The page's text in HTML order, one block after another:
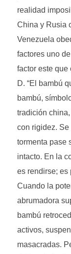
realidad
China y Rusia
Venezuela
factores uno
factor este que
“El bambú
bambú,
tradición
con rigidez.
tormenta pase
intacto. En la
es rendirse; es
Cuando la
abrumadora
bambú
activos,
masacradas.